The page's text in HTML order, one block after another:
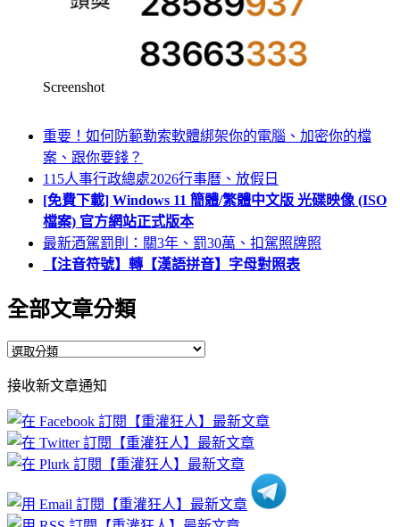
Screenshot
重要！如何防範勒索軟體綁架你的電腦、加密你的檔
案、跟你要錢？
115人事行政總處2026行事曆、放假日
[免費下載] Windows 11 簡體/繁體中文版 光碟映像 (ISO
檔案) 官方網站正式版本
最新酒駕罰則：關3年、罰30萬、扣駕照牌照
【注音符號】轉【漢語拼音】字母對照表
全部文章分類
全
文
章
分
類
接收新文章通知